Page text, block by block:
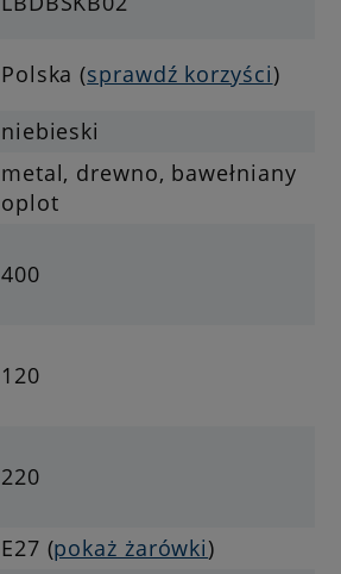
Polska (sprawdź korzyści)
niebieski
metal, drewno, bawełniany
oplot
400
120
220
E27 (pokaż żarówki)